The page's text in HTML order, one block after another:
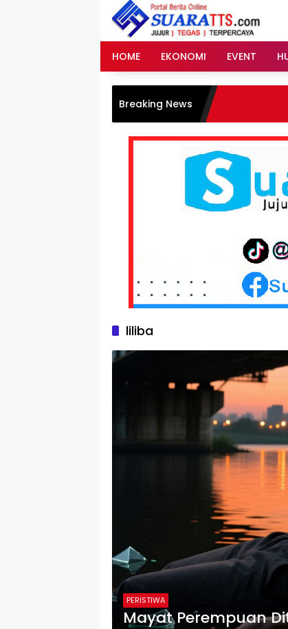
HOME EKONOMI EVENT
Breaking News
liliba
PERISTIWA
Mayat Perempuan